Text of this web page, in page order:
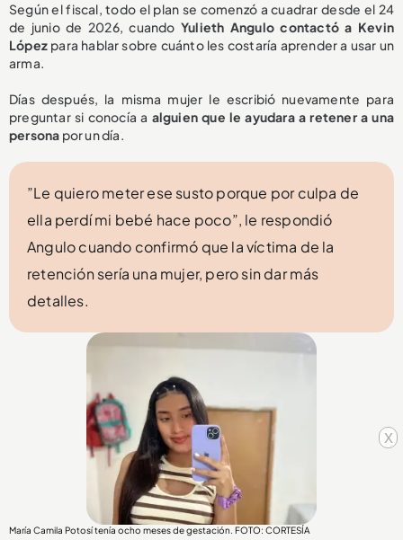
x
Según el fiscal, todo el plan se comenzó a cuadrar desde el 24
de junio de 2026, cuando Yulieth Angulo contactó a Kevin
López para hablar sobre cuánto les costaría aprender a usar un
arma.
Días después, la misma mujer le escribió nuevamente para
preguntar si conocía a alguien que le ayudara a retener a una
persona por un día.
”Le quiero meter ese susto porque por culpa de
ella perdí mi bebé hace poco”, le respondió
Angulo cuando confirmó que la víctima de la
retención sería una mujer, pero sin dar más
detalles.
María Camila Potosí tenía ocho meses de gestación. FOTO: CORTESÍA